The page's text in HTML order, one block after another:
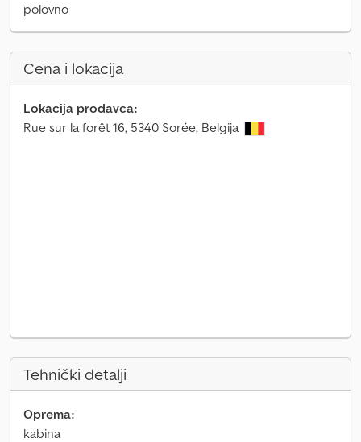
polovno
Cena i lokacija
Lokacija prodavca:
Rue sur la forêt 16, 5340 Sorée, Belgija
Tehnički detalji
Oprema:
kabina